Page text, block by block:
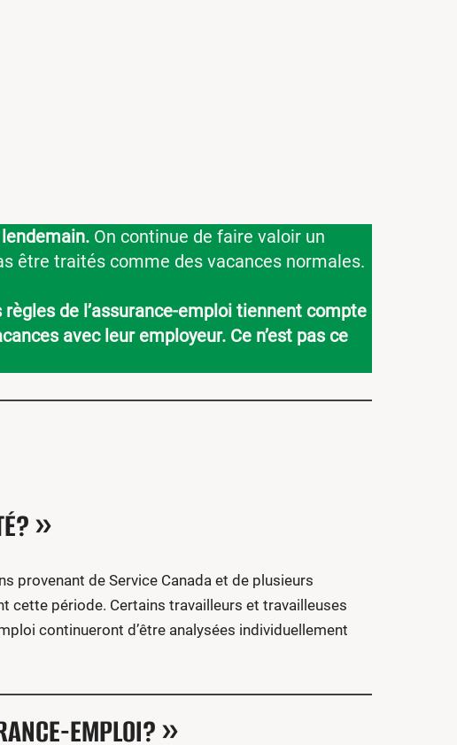
On continue de faire valoir un
être traités comme des vacances normales.
de l’assurance-emploi tiennent compte
avec leur employeur. Ce n’est pas ce
»
provenant de Service Canada et de plusieurs
cette période. Certains travailleurs et travailleuses
continueront d’être analysées individuellement
EMPLOI? »